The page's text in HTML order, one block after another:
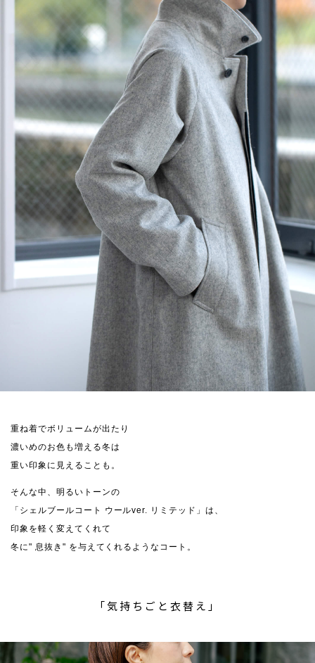
重ね着でボリュームが出たり
濃いめのお色も増える冬は
重い印象に見えることも。
そんな中、明るいトーンの
「シェルブールコート ウールver. リミテッド」は、
印象を軽く変えてくれて
冬に" 息抜き" を与えてくれるようなコート。
「気持ちごと衣替え」